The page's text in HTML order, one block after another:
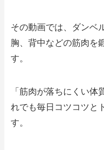
その動画では、ダンベ
胸、背中などの筋肉を
す。
「筋肉が落ちにくい
れでも毎日コツコツと
す。